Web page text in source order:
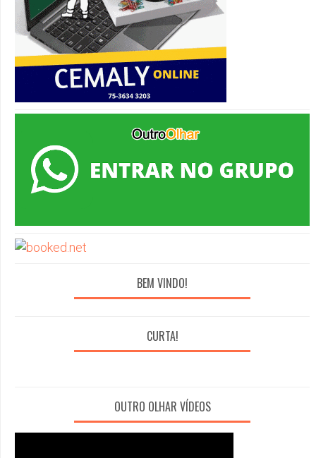
BEM VINDO!
CURTA!
OUTRO OLHAR VÍDEOS